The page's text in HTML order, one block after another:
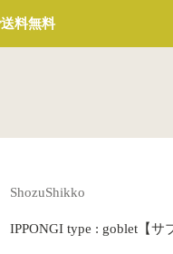
料無料
ShozuShikko
IPPONGI type : goblet【サ